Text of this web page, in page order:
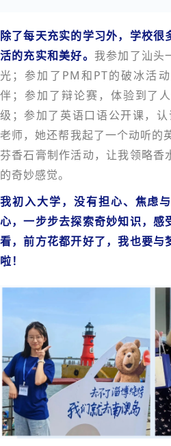
除了每天充实的学习外，学校很
活的充实和美好。 我参加了汕头
光；参加了PM和PT的破冰活
伴；参加了辩论赛，体验到了
级；参加了英语口语公开课，
老师，她还帮我起了一个动听的
芬香石膏制作活动，让我领略香
的奇妙感觉。
我初入大学，没有担心、焦虑
心，一步步去探索奇妙知识，感
看，前方花都开好了，我也要与
啦！